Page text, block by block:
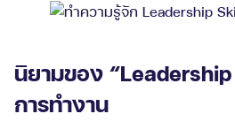
นิยามของ
การทำงาน